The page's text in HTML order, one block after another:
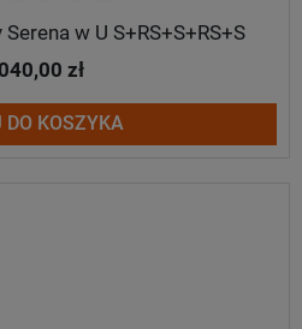
w U S+RS+S+RS+S
zł
DO KOSZYKA